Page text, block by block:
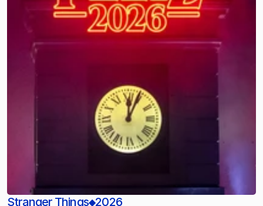
Stranger Things◆2026